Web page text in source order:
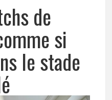
de
si
le stade